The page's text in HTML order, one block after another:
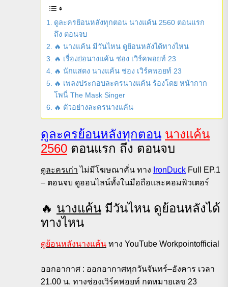
ดูละครย้อนหลังทุกตอน นางแค้น 2560 ตอนแรก
ถึง ตอนจบ
️🔥 นางแค้น มีวันไหน ดูย้อนหลังได้ทางไหน
️🔥 เรื่องย่อนางแค้น ช่อง เวิร์คพอยท์ 23
️🔥 นักแสดง นางแค้น ช่อง เวิร์คพอยท์ 23
️🔥 เพลงประกอบละครนางแค้น ร้องโดย หน้ากาก
โพนี่ The Mask Singer
️🔥 ตัวอย่างละครนางแค้น
ดูละครย้อนหลังทุกตอน นางแค้น
2560 ตอนแรก ถึง ตอนจบ
ดูละครเก่า ไม่มีโฆษณาคั่น ทาง IronDuck Full EP.1
– ตอนจบ ดูออนไลน์ทั้งในมือถือและคอมพิวเตอร์
️🔥 นางแค้น มีวันไหน ดูย้อนหลังได้
ทางไหน
ดูย้อนหลังนางแค้น ทาง YouTube Workpointofficial
ออกอากาศ : ออกอากาศทุกวันจันทร์–อังคาร เวลา
21.00 น. ทางช่องเวิร์คพอยท์ กดหมายเลข 23